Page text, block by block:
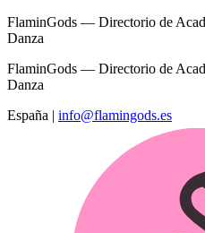
FlaminGods — Directorio de
Danza
FlaminGods — Directorio de
Danza
España | info@flamingods.es